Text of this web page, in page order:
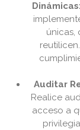
Dinámicas:
únicas,
Auditar
Realice
acceso a